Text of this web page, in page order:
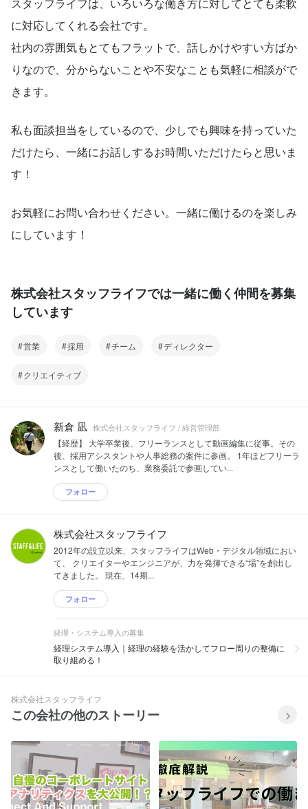
に対応してくれる会社です。
社内の雰囲気もとてもフラットで、話しかけやすい方ばか
りなので、分からないことや不安なことも気軽に相談がで
きます。
私も面談担当をしているので、少しでも興味を持っていた
だけたら、一緒にお話しするお時間いただけたらと思いま
す！
お気軽にお問い合わせください。一緒に働けるのを楽しみ
にしています！
株式会社スタッフライフでは一緒に働く仲間を募集
しています
営業 採用 チーム ディレクター
クリエイティブ
新倉 凪 株式会社スタッフライフ / 経営管理部
【経歴】 大学卒業後、フリーランスとして動画編集に従事。その
後、採用アシスタントや人事総務の案件に参画。 1年ほどフリーラ
ンスとして働いたのち、業務委託で参画してい...
フォロー
株式会社スタッフライフ
2012年の設立以来、スタッフライフはWeb・デジタル領域におい
て、 クリエイターやエンジニアが、力を発揮できる“場”を創出し
てきました。 現在、14期...
フォロー
経理・システム導入の募集
経理システム導入｜経理の経験を活かしてフロー周りの整備に
取り組める！
株式会社スタッフライフ
この会社の他のストーリー